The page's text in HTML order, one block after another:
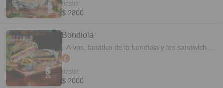
GR de queso, ¡Acá no andamos con chamuyos!
desde
$ 2800
Bondiola
¡ A vos, fanático de la bondiola y los sandwiches
! Bondiola natural, queso tybo, lechuga, pasta de
fiambre y 140 GR de queso, ¡Acá no andamos
desde
$ 2000